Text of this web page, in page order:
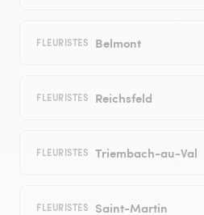
FLEURISTES Belmont
FLEURISTES Reichsfeld
FLEURISTES Triembach-au-Val
FLEURISTES Saint-Martin